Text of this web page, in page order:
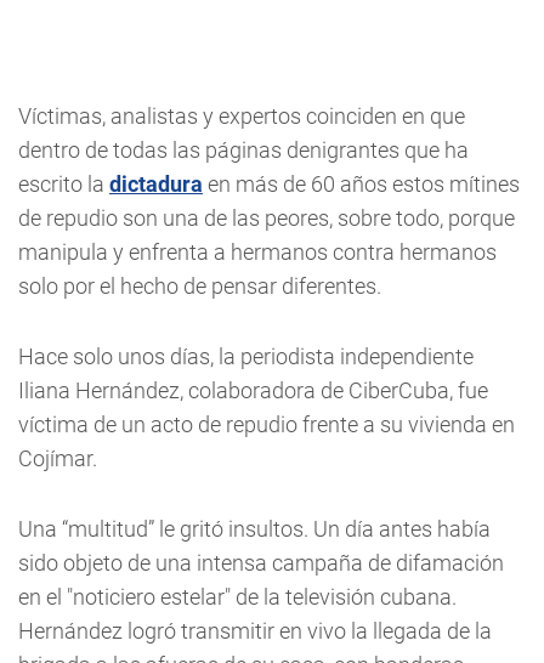
Víctimas, analistas y expertos coinciden en que
dentro de todas las páginas denigrantes que ha
escrito la dictadura en más de 60 años estos mítines
de repudio son una de las peores, sobre todo, porque
manipula y enfrenta a hermanos contra hermanos
solo por el hecho de pensar diferentes.
Hace solo unos días, la periodista independiente
Iliana Hernández, colaboradora de CiberCuba, fue
víctima de un acto de repudio frente a su vivienda en
Cojímar.
Una “multitud” le gritó insultos. Un día antes había
sido objeto de una intensa campaña de difamación
en el "noticiero estelar" de la televisión cubana.
Hernández logró transmitir en vivo la llegada de la